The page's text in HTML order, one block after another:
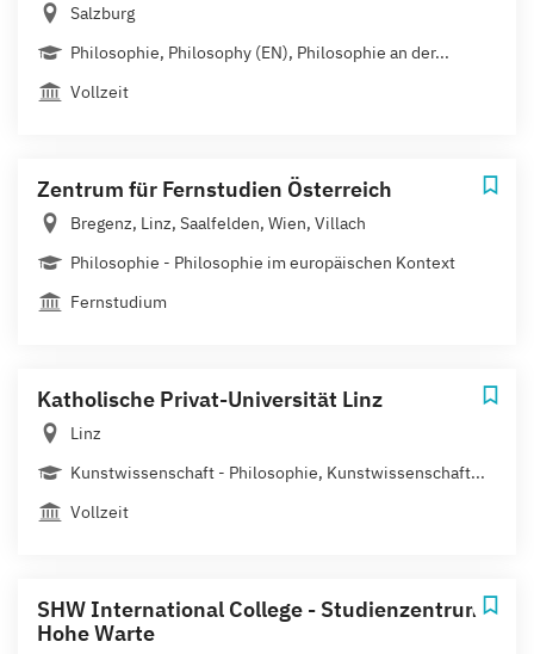
Salzburg
Philosophie, Philosophy (EN), Philosophie an der...
Vollzeit
Zentrum für Fernstudien Österreich
Bregenz, Linz, Saalfelden, Wien, Villach
Philosophie - Philosophie im europäischen Kontext
Fernstudium
Katholische Privat-Universität Linz
Linz
Kunstwissenschaft - Philosophie, Kunstwissenschaft...
Vollzeit
SHW International College - Studienzentrum
Hohe Warte